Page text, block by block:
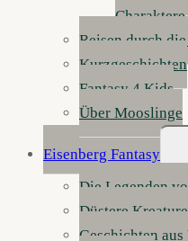
Charaktere
Reisen durch
Kurzgeschichten
Fantasy 4 Kids
Über Mooslinge
Eisenberg Fantasy
Die Legenden
Düstere
Geschichten aus